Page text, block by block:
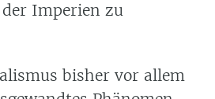
Imperien zu
bisher vor allem